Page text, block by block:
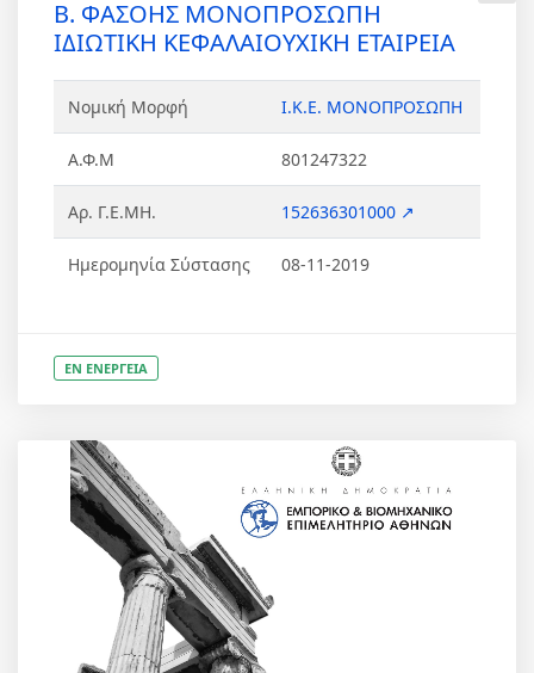
Β. ΦΑΣΟΗΣ ΜΟΝΟΠΡΟΣΩΠΗ
ΙΔΙΩΤΙΚΗ ΚΕΦΑΛΑΙΟΥΧΙΚΗ ΕΤΑΙΡΕΙΑ
Νομική Μορφή Ι.Κ.Ε. ΜΟΝΟΠΡΟΣΩΠΗ
Α.Φ.Μ 801247322
Αρ. Γ.Ε.ΜΗ. 152636301000 ↗
Ημερομηνία Σύστασης 08-11-2019
ΕΝ ΕΝΕΡΓΕΙΑ